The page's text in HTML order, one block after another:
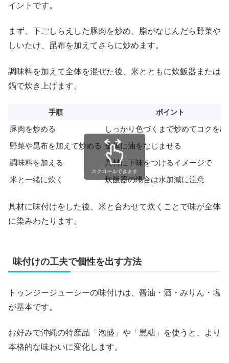
イントです。
まず、下ごしらえした豚肉を炒め、脂がなじんだら野菜や
しいたけ、昆布を加えてさらに炒めます。
調味料を加えて全体を混ぜた後、米とともに炊飯器または
鍋で炊き上げます。
手順 ポイント
豚肉を炒める
しっかり色づくまで炒めてコクを出
野菜や昆布を加えて炒める 全体に油をなじませる
調味料を加える
具材に下味をつけるイメージで
米と一緒に炊く
炊飯器の場合は水加減に注意
スクロールできます
具材に味付けをした後、米と合わせて炊くことで味が全体
に染みわたります。
味付けの工夫で個性を出す方法
トゥンジージューシーの味付けは、醤油・酒・みりん・塩
が基本です。
お好みで沖縄の特産品「泡盛」や「黒糖」を使うと、より
本格的な味わいに変化します。